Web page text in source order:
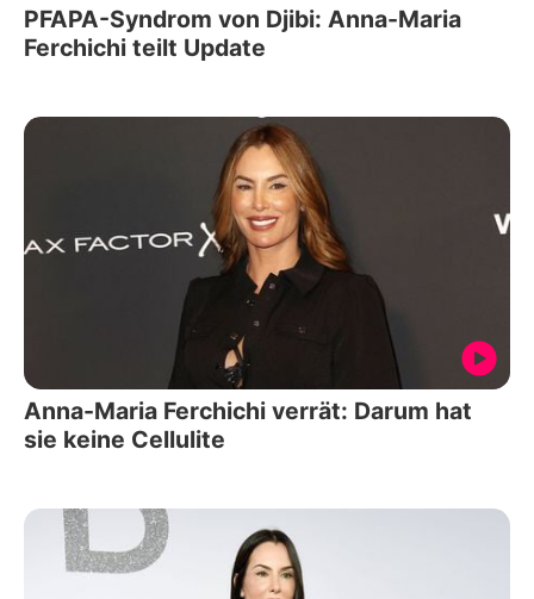
PFAPA-Syndrom von Djibi: Anna-Maria
Ferchichi teilt Update
Anna-Maria Ferchichi verrät: Darum hat
sie keine Cellulite